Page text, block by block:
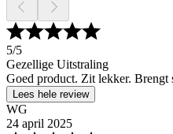
5/5
Gezellige Uitstraling
Goed product. Zit lekker. Brengt
Lees hele review
WG
24 april 2025